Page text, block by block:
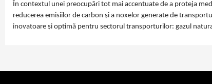
În contextul unei preocupări tot mai accentuate de a proteja
reducerea emisiilor de carbon şi a noxelor generate de
inovatoare şi optimă pentru sectorul transporturilor: gazul